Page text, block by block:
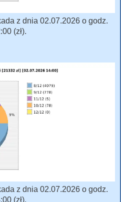
z dnia 02.07.2026 o godz.
(zł).
z dnia 02.07.2026 o godz.
(zł).